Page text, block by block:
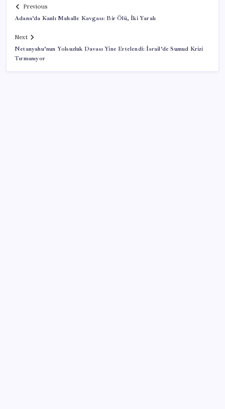
Previous
Adana’da Kanlı Mahalle Kavgası: Bir Ölü, İki Yaralı
Next
Netanyahu’nun Yolsuzluk Davası Yine Ertelendi: İsrail’de Sumud Krizi
Tırmanıyor